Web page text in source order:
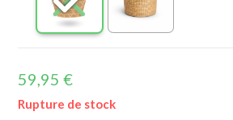
59,95€
Rupture de stock